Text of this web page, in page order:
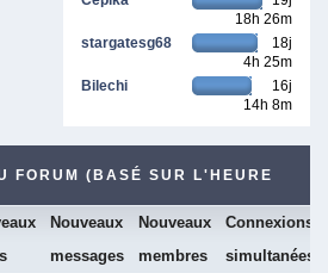
18h 26m
stargatesg68
18j
4h 25m
Bilechi
16j
14h 8m
FORUM (BASÉ SUR L'HEURE
Nouveaux
messages
Nouveaux
membres
Connexions
simultanées